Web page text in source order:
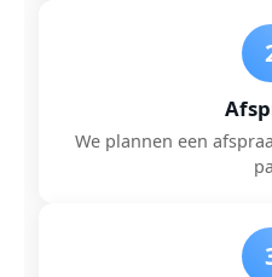
We plannen een